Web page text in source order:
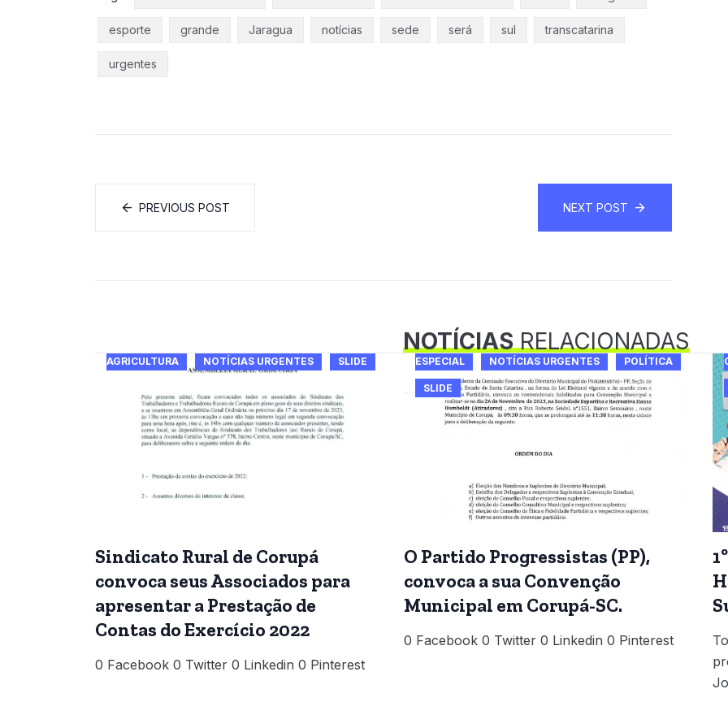
esporte grande Jaragua notícias sede será sul transcatarina
urgentes
PREVIOUS POST NEXT POST
NOTÍCIASRELACIONADAS
AGRICULTURA NOTÍCIAS URGENTES SLIDE
Sindicato Rural de Corupá
convoca seus Associados para
apresentar a Prestação de
Contas do Exercício 2022
0 Facebook 0 Twitter 0 Linkedin 0 Pinterest
ESPECIAL NOTÍCIAS URGENTES POLÍTICA
SLIDE
O Partido Progressistas (PP),
convoca a sua Convenção
Municipal em Corupá-SC.
0 Facebook 0 Twitter 0 Linkedin 0 Pinterest